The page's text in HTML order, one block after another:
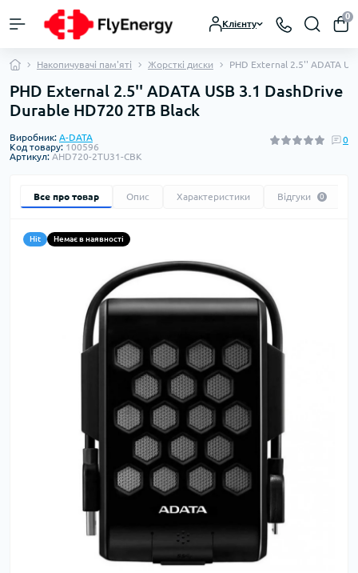
Клієнту
0
Накопичувачі пам'яті Жорсткі диски PHD External 2.5'' ADATA
PHD External 2.5'' ADATA USB 3.1 DashDrive
Durable HD720 2TB Black
Виробник: A-DATA
Код товару: 100596
Артикул: AHD720-2TU31-CBK
0
Все про товар Опис Характеристики Відгуки 0
Hit Немає в наявності